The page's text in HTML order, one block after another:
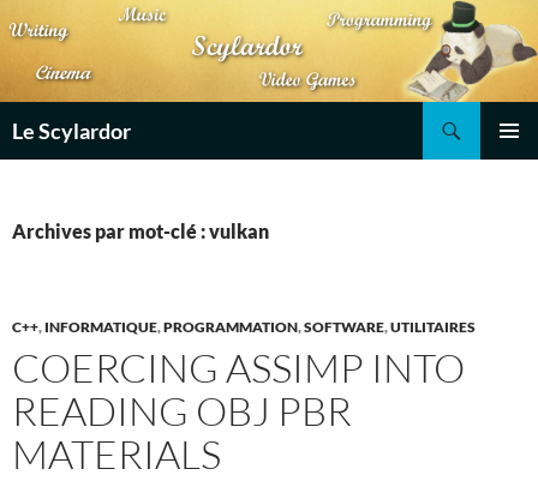
au
contenu
Le Scylardor
Archives par mot-clé : vulkan
C++, INFORMATIQUE,PROGRAMMATION,SOFTWARE,UTILITAIRES
COERCING ASSIMP INTO
READING OBJ PBR
MATERIALS